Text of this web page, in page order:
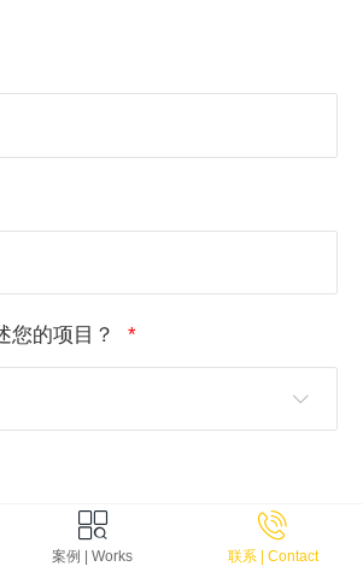
您的项目？
案例 | Works 联系 | Contact